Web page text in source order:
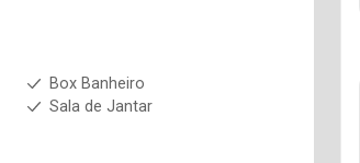
Box Banheiro
Sala de Jantar